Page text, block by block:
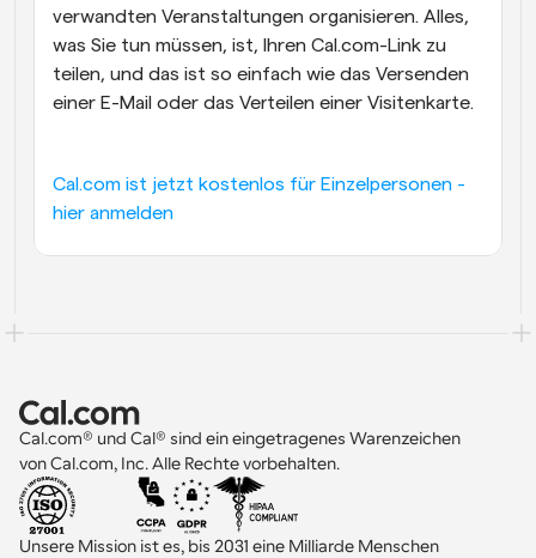
verwandten Veranstaltungen organisieren. Alles,
was Sie tun müssen, ist, Ihren Cal.com-Link zu
teilen, und das ist so einfach wie das Versenden
einer E-Mail oder das Verteilen einer Visitenkarte.
Cal.com ist jetzt kostenlos für Einzelpersonen -
hier anmelden
Cal.com® und Cal® sind ein eingetragenes Warenzeichen
von Cal.com, Inc. Alle Rechte vorbehalten.
Unsere Mission ist es, bis 2031 eine Milliarde Menschen